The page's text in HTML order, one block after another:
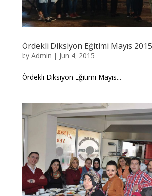
Ördekli Diksiyon Eğitimi Mayıs 2015
by Admin | Jun 4, 2015
Ördekli Diksiyon Eğitimi Mayıs...